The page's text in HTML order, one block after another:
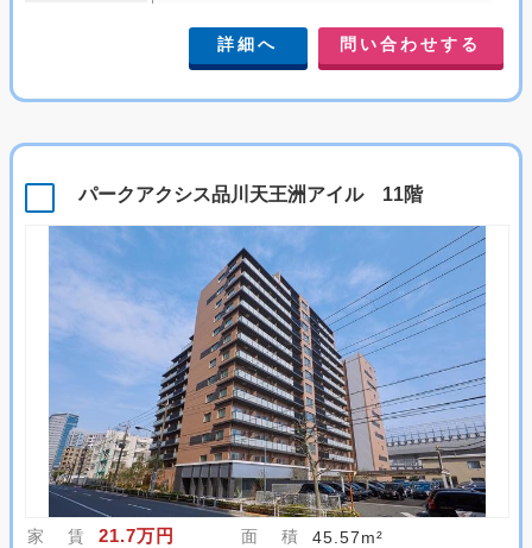
詳細へ 問い合わせする
パークアクシス品川天王洲アイル 11階
家 賃 21.7万円 面 積
45.57m²